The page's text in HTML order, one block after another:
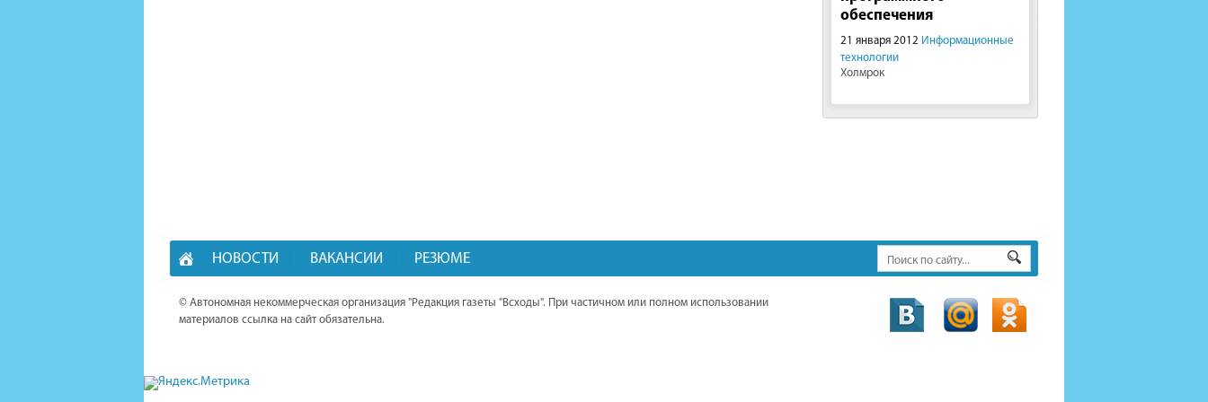
обеспечения
21 января 2012 Информационные
технологии
Холмрок
НОВОСТИ ВАКАНСИИ РЕЗЮМЕ
© Автономная некоммерческая организация "Редакция газеты "Всходы". При частичном или полном использовании
материалов ссылка на сайт обязательна.